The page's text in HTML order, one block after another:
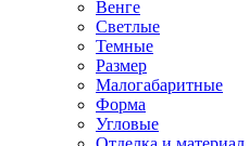
Венге
Светлые
Темные
Размер
Малогабаритные
Форма
Угловые